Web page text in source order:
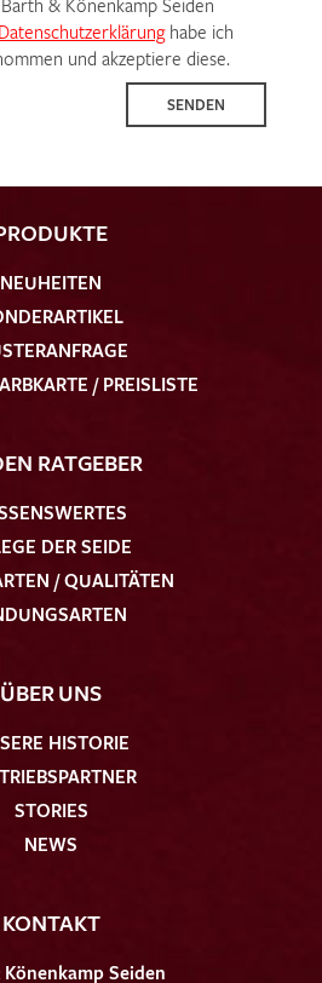
Datenschutzerklärunghabe ich
und akzeptiere diese.
SENDEN
NEUHEITEN
/ PREISLISTE
RATGEBER
DER SEIDE
/ QUALITÄTEN
ÜBER UNS
HISTORIE
STORIES
NEWS
KONTAKT
Seiden